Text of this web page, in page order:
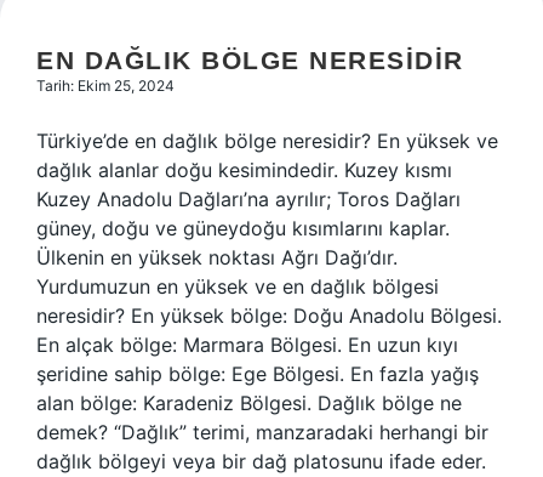
EN DAĞLIK BÖLGE NERESIDIR
Tarih: Ekim 25, 2024
Türkiye’de en dağlık bölge neresidir? En yüksek ve
dağlık alanlar doğu kesimindedir. Kuzey kısmı
Kuzey Anadolu Dağları’na ayrılır; Toros Dağları
güney, doğu ve güneydoğu kısımlarını kaplar.
Ülkenin en yüksek noktası Ağrı Dağı’dır.
Yurdumuzun en yüksek ve en dağlık bölgesi
neresidir? En yüksek bölge: Doğu Anadolu Bölgesi.
En alçak bölge: Marmara Bölgesi. En uzun kıyı
şeridine sahip bölge: Ege Bölgesi. En fazla yağış
alan bölge: Karadeniz Bölgesi. Dağlık bölge ne
demek? “Dağlık” terimi, manzaradaki herhangi bir
dağlık bölgeyi veya bir dağ platosunu ifade eder.